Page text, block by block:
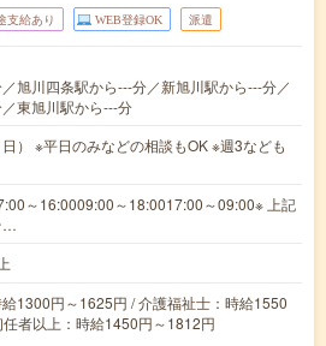
支給あり WEB登録OK 派遣
旭川四条駅から---分／新旭川駅から---分／
東旭川駅から---分
） ※平日のみなどの相談もOK ※週3なども
～16:0009:00～18:0017:00～09:00※ 上記
…
1300円～1625円 / 介護福祉士：時給1550
者以上：時給1450円～1812円